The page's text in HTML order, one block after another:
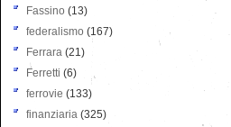
Fassino (13)
federalismo (167)
Ferrara (21)
Ferretti (6)
ferrovie (133)
finanziaria (325)